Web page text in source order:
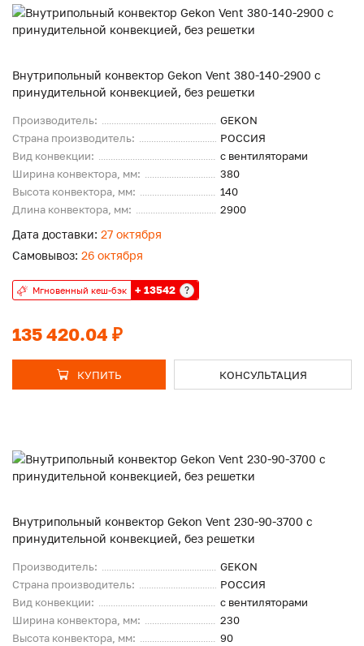
Внутрипольный конвектор Gekon Vent 380-140-2900 с
принудительной конвекцией, без решетки
Производитель:
GEKON
Страна производитель:
РОССИЯ
Вид конвекции:
с вентиляторами
Ширина конвектора, мм:
380
Высота конвектора, мм:
140
Длина конвектора, мм:
2900
135 420.04 ₽
Дата доставки: 27 октября
Самовывоз: 26 октября
Мгновенный кеш-бэк + 13542 ?
КУПИТЬ КОНСУЛЬТАЦИЯ
Внутрипольный конвектор Gekon Vent 230-90-3700 с
принудительной конвекцией, без решетки
Производитель:
GEKON
Страна производитель:
РОССИЯ
Вид конвекции:
с вентиляторами
Ширина конвектора, мм:
230
Высота конвектора, мм:
90